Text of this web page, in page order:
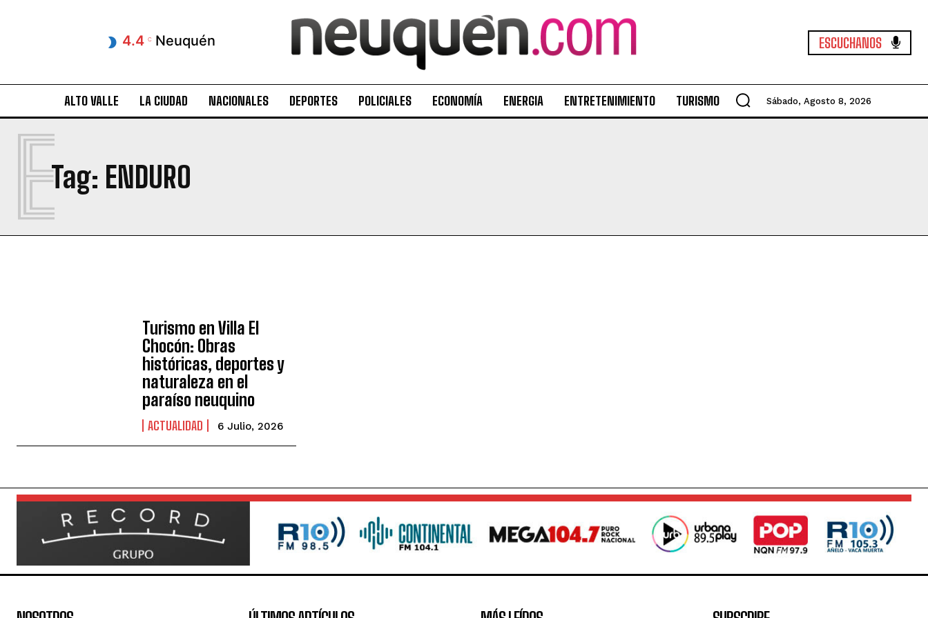
4.4 C Neuquén ESCUCHANOS
ALTO VALLE LA CIUDAD NACIONALES DEPORTES POLICIALES ECONOMÍA ENERGIA ENTRETENIMIENTO TURISMO Sábado, Agosto 8, 2026
Tag: ENDURO
E
Turismo en Villa El
Chocón: Obras
históricas, deportes y
naturaleza en el
paraíso neuquino
ACTUALIDAD 6 Julio, 2026